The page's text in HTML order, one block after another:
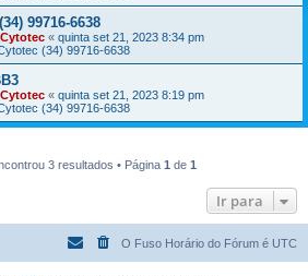
99716-6638
Cytotec « quinta set 21, 2023 8:34 pm
(34) 99716-6638
Cytotec « quinta set 21, 2023 8:19 pm
(34) 99716-6638
3 resultados • Página 1 de 1
Ir para
O Fuso Horário do Fórum é UTC